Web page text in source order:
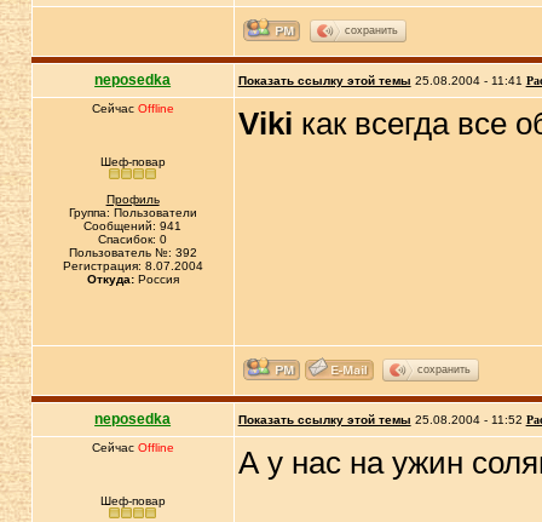
сохранить
neposedka Показать ссылку этой темы 25.08.2004 - 11:41
Сейчас Offline
Шеф-повар
Профиль
Группа: Пользователи
Сообщений: 941
Спасибок: 0
Пользователь №: 392
Регистрация: 8.07.2004
Откуда:Россия
Viki как всегда все
сохранить
neposedka Показать ссылку этой темы 25.08.2004 - 11:52
Сейчас Offline
Шеф-повар
А у нас на ужин